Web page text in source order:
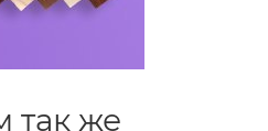
так же